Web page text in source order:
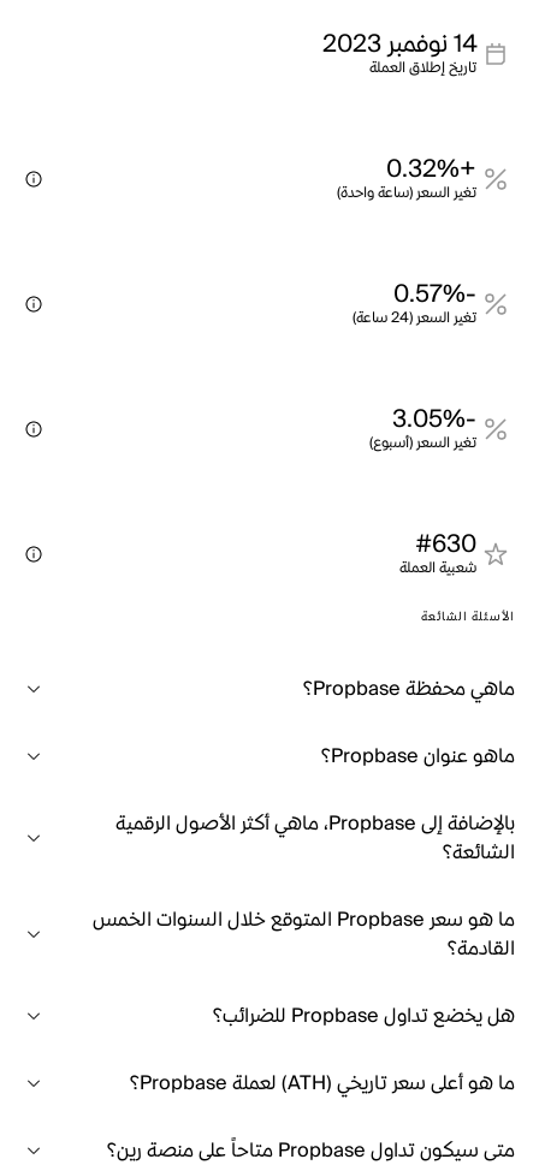
14 نوفمبر 2023
تاريخ إطلاق العملة
+0.32%
تغير السعر (ساعة واحدة)
-0.57%
تغير السعر (24 ساعة)
-3.05%
تغير السعر (أسبوع)
#630
شعبية العملة
الأسئلة الشائعة
ماهي محفظة Propbase؟
ماهو عنوان Propbase؟
بالإضافة إلى Propbase، ماهي أكثر الأصول الرقمية
الشائعة؟
ما هو سعر Propbase المتوقع خلال السنوات الخمس
القادمة؟
هل يخضع تداول Propbase للضرائب؟
ما هو أعلى سعر تاريخي (ATH) لعملة Propbase؟
متى سيكون تداول Propbase متاحاً على منصة رين؟